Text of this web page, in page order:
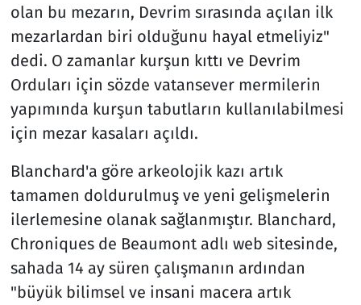
olan bu mezarın, Devrim sırasında açılan ilk
mezarlardan biri olduğunu hayal etmeliyiz"
dedi. O zamanlar kurşun kıttı ve Devrim
Orduları için sözde vatansever mermilerin
yapımında kurşun tabutların kullanılabilmesi
için mezar kasaları açıldı.
Blanchard'a göre arkeolojik kazı artık
tamamen doldurulmuş ve yeni gelişmelerin
ilerlemesine olanak sağlanmıştır. Blanchard,
Chroniques de Beaumont adlı web sitesinde,
sahada 14 ay süren çalışmanın ardından
"büyük bilimsel ve insani macera artık